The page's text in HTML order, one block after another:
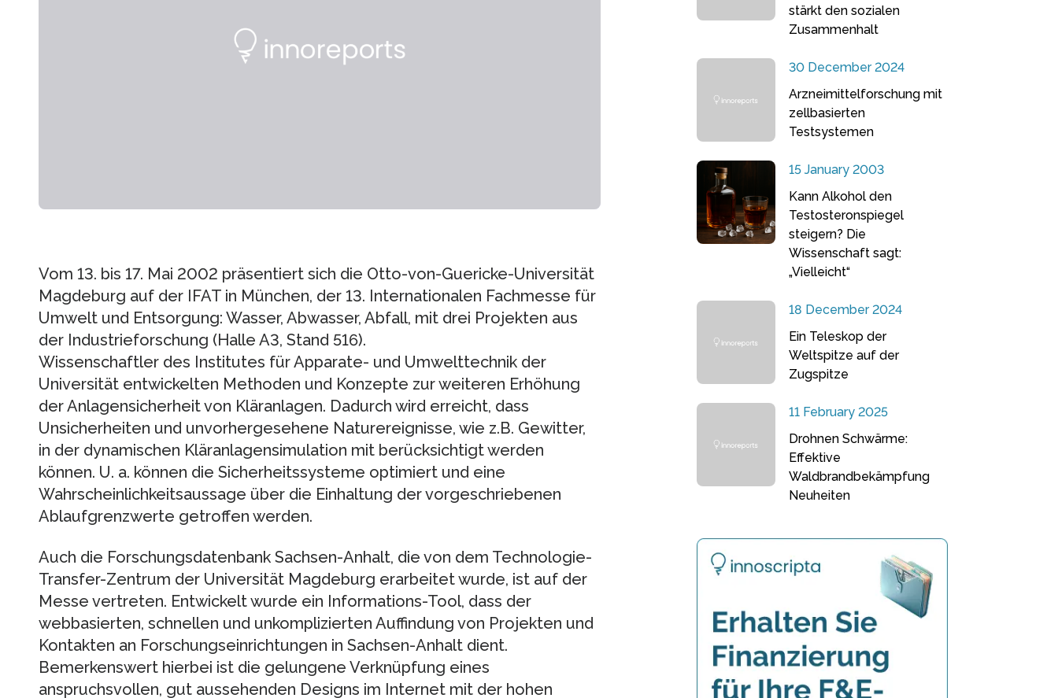
Vom 13. bis 17. Mai 2002 präsentiert sich die Otto-von-Guericke-Universität
Magdeburg auf der IFAT in München, der 13. Internationalen Fachmesse für
Umwelt und Entsorgung: Wasser, Abwasser, Abfall, mit drei Projekten aus
der Industrieforschung (Halle A3, Stand 516).
Wissenschaftler des Institutes für Apparate- und Umwelttechnik der
Universität entwickelten Methoden und Konzepte zur weiteren Erhöhung
der Anlagensicherheit von Kläranlagen. Dadurch wird erreicht, dass
Unsicherheiten und unvorhergesehene Naturereignisse, wie z.B. Gewitter,
in der dynamischen Kläranlagensimulation mit berücksichtigt werden
können. U. a. können die Sicherheitssysteme optimiert und eine
Wahrscheinlichkeitsaussage über die Einhaltung der vorgeschriebenen
Ablaufgrenzwerte getroffen werden.
Auch die Forschungsdatenbank Sachsen-Anhalt, die von dem Technologie-
Transfer-Zentrum der Universität Magdeburg erarbeitet wurde, ist auf der
Messe vertreten. Entwickelt wurde ein Informations-Tool, dass der
webbasierten, schnellen und unkomplizierten Auffindung von Projekten und
Kontakten an Forschungseinrichtungen in Sachsen-Anhalt dient.
Bemerkenswert hierbei ist die gelungene Verknüpfung eines
anspruchsvollen, gut aussehenden Designs im Internet mit der hohen
stärkt den sozialen
Zusammenhalt
30 December 2024
Arzneimittelforschung mit
zellbasierten
Testsystemen
15 January 2003
Kann Alkohol den
Testosteronspiegel
steigern? Die
Wissenschaft sagt:
„Vielleicht“
18 December 2024
Ein Teleskop der
Weltspitze auf der
Zugspitze
11 February 2025
Drohnen Schwärme:
Effektive
Waldbrandbekämpfung
Neuheiten